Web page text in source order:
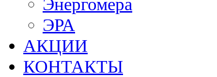
Энергомера
ЭРА
АКЦИИ
КОНТАКТЫ